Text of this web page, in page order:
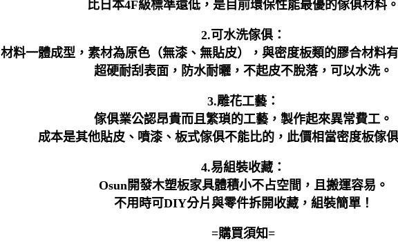
比日本4F級標準還低，是目前環保性能最優的傢俱材料。
2.可水洗傢俱：
材料一體成型，素材為原色（無漆、無貼皮），與密度板類的膠合材料
超硬耐刮表面，防水耐曬，不起皮不脫落，可以水洗。
3.雕花工藝：
傢俱業公認昂貴而且繁瑣的工藝，製作起來異常費工。
成本是其他貼皮、噴漆、板式傢俱不能比的，此價相當密度板傢俱
4.易組裝收藏：
Osun開發木塑板家具體積小不占空間，且搬運容易。
不用時可DIY分片與零件拆開收藏，組裝簡單！
=購買須知=